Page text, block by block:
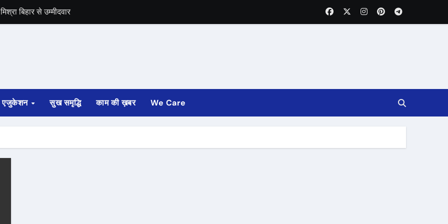
बिहार से उम्मीदवार
एजुकेशन सुख समृद्धि काम की ख़बर We Care